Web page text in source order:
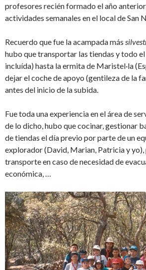
profesores recién formado el año
actividades semanales en el local de San
Recuerdo que fue la acampada más
hubo que transportar las tiendas y todo
incluída) hasta la ermita de Maristel·la
dejar el coche de apoyo (gentileza de la
antes del inicio de la subida.
Fue toda una experiencia en el área de
de lo dicho, hubo que cocinar, gestionar
de tiendas el día previo por parte de un
explorador (David, Marian, Patricia y yo),
transporte en caso de necesidad de
económica, …